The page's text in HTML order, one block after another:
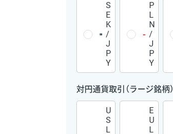
S
E
K
/
J
P
Y
P
L
N
/
J
P
Y
対円通貨取引（ラージ銘柄）
U
S
L
E
U
L